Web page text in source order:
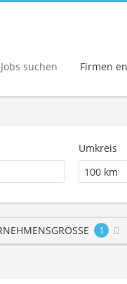
Jobs suchen Firmen
Umkreis
100 km
1